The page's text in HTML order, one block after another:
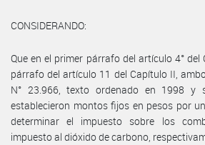
CONSIDERANDO:
Que en el primer párrafo del artículo 4°
párrafo del artículo 11 del Capítulo II,
N° 23.966, texto ordenado en 1998 y
establecieron montos fijos en pesos por
determinar el impuesto sobre los
impuesto al dióxido de carbono,